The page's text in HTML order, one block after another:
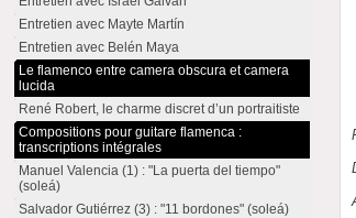
Entretien avec Mayte Martín
Entretien avec Belén Maya
Le flamenco entre camera obscura et camera
lucida
René Robert, le charme discret d’un portraitiste
Compositions pour guitare flamenca :
transcriptions intégrales
Manuel Valencia (1) : "La puerta del tiempo"
(soleá)
Salvador Gutiérrez (3) : "11 bordones" (soleá)